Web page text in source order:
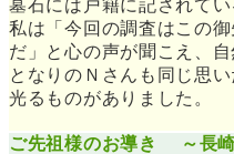
墓石には戸籍に記されてい
私は「今回の調査はこの
だ」と心の声が聞こえ、
となりのＮさんも同じ思
光るものがありました。
ご先祖様のお導き ～長